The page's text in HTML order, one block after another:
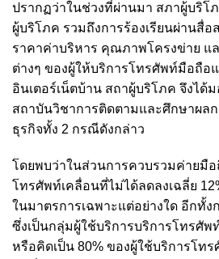
ปรากฏว่าในช่วงที่ผ่านมา สภาผู้บริโ
ผู้บริโภค รวมถึงการร้องเรียนผ่านสื่อ
ราคาค่าบริหาร คุณภาพโครงข่าย แ
ต่างๆ ของผู้ให้บริการโทรศัพท์มือถือ
อินเตอร์เน็ตบ้าน สถาผู้บริโภค จึงได้
สถาบันวิชาการติดตามและศึกษาผล
ธุรกิจทั้ง 2 กรณีดังกล่าว
โดยพบว่าในส่วนการควบรวมค่ายมื
โทรศัพท์เคลื่อนที่ไม่ได้ลดลงเฉลี่ย
ในมาตรการเฉพาะแต่อย่างใด อีกทั้ง
ซึ่งเป็นกลุ่มผู้ใช้บริการบริการโทรศั
หรือคิดเป็น 80% ของผู้ใช้บริการโท